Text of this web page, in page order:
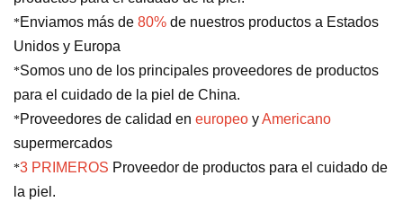
*Enviamos más de 80% de nuestros productos a Estados
Unidos y Europa
*Somos uno de los principales proveedores de productos
para el cuidado de la piel de China.
*Proveedores de calidad en europeo yAmericano
supermercados
*3 PRIMEROS Proveedor de productos para el cuidado de
la piel.